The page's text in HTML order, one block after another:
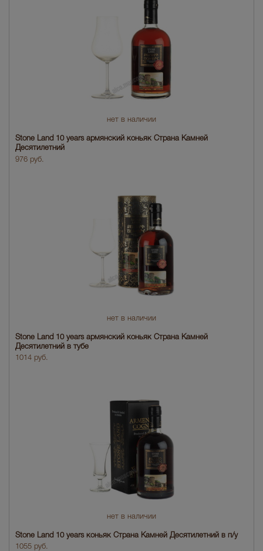
нет в наличии
Stone Land 10 years армянский коньяк Страна Камней
Десятилетний
976 руб.
нет в наличии
Stone Land 10 years армянский коньяк Страна Камней
Десятилетний в тубе
1014 руб.
нет в наличии
Stone Land 10 years коньяк Страна Камней Десятилетний в п/у
1055 руб.